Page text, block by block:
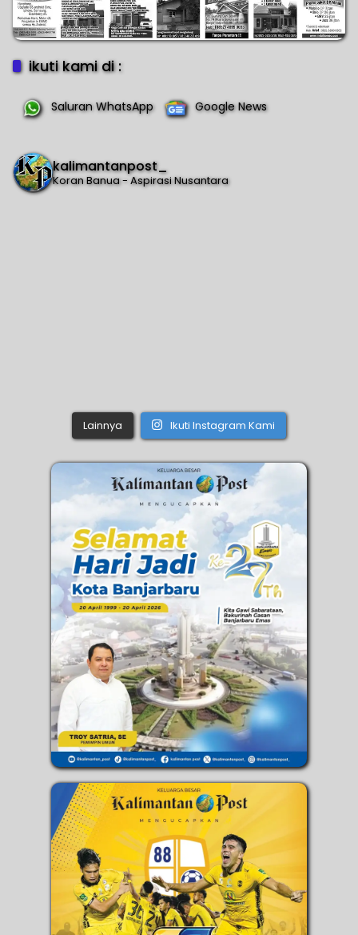
ikuti kami di :
Saluran WhatsApp Google News
kalimantanpost_
Koran Banua - Aspirasi Nusantara
Lainnya Ikuti Instagram Kami